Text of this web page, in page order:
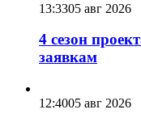
13:3305 авг 2026
4 сезон
заявкам
12:4005 авг 2026